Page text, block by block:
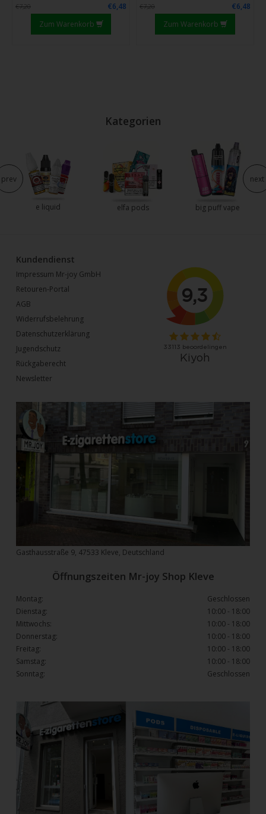
€7,20
€6,48
Zum Warenkorb
€7,20
€6,48
Zum Warenkorb
Kategorien
e liquid elfa pods big puff vape
prev next
Kundendienst
Impressum Mr-joy GmbH
Retouren-Portal
AGB
Widerrufsbelehrung
Datenschutzerklärung
Jugendschutz
Rückgaberecht
Newsletter
Gasthausstraße 9, 47533 Kleve, Deutschland
Öffnungszeiten Mr-joy Shop Kleve
Montag:
Geschlossen
Dienstag:
10:00 - 18:00
Mittwochs:
10:00 - 18:00
Donnerstag:
10:00 - 18:00
Freitag:
10:00 - 18:00
Samstag:
10:00 - 18:00
Sonntag:
Geschlossen